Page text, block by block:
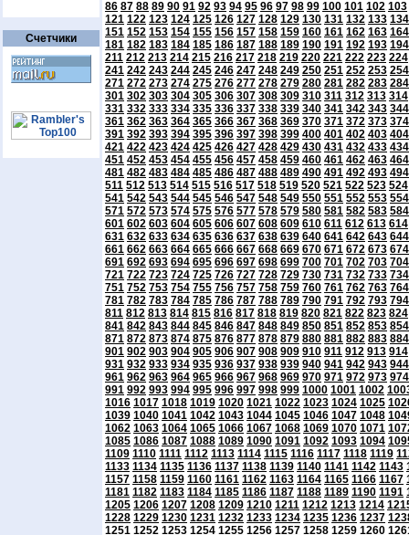
Счетчики
86 87 88 89 90 91 92 93 94 95 96 97 98 99 100 101 102 103
121 122 123 124 125 126 127 128 129 130 131 132 133 134
151 152 153 154 155 156 157 158 159 160 161 162 163 164
181 182 183 184 185 186 187 188 189 190 191 192 193 194
211 212 213 214 215 216 217 218 219 220 221 222 223 224
241 242 243 244 245 246 247 248 249 250 251 252 253 254
271 272 273 274 275 276 277 278 279 280 281 282 283 284
301 302 303 304 305 306 307 308 309 310 311 312 313 314
331 332 333 334 335 336 337 338 339 340 341 342 343 344
361 362 363 364 365 366 367 368 369 370 371 372 373 374
391 392 393 394 395 396 397 398 399 400 401 402 403 404
421 422 423 424 425 426 427 428 429 430 431 432 433 434
451 452 453 454 455 456 457 458 459 460 461 462 463 464
481 482 483 484 485 486 487 488 489 490 491 492 493 494
511 512 513 514 515 516 517 518 519 520 521 522 523 524
541 542 543 544 545 546 547 548 549 550 551 552 553 554
571 572 573 574 575 576 577 578 579 580 581 582 583 584
601 602 603 604 605 606 607 608 609 610 611 612 613 614
631 632 633 634 635 636 637 638 639 640 641 642 643 644
661 662 663 664 665 666 667 668 669 670 671 672 673 674
691 692 693 694 695 696 697 698 699 700 701 702 703 704
721 722 723 724 725 726 727 728 729 730 731 732 733 734
751 752 753 754 755 756 757 758 759 760 761 762 763 764
781 782 783 784 785 786 787 788 789 790 791 792 793 794
811 812 813 814 815 816 817 818 819 820 821 822 823 824
841 842 843 844 845 846 847 848 849 850 851 852 853 854
871 872 873 874 875 876 877 878 879 880 881 882 883 884
901 902 903 904 905 906 907 908 909 910 911 912 913 914
931 932 933 934 935 936 937 938 939 940 941 942 943 944
961 962 963 964 965 966 967 968 969 970 971 972 973 974
991 992 993 994 995 996 997 998 999 1000 1001 1002
1016 1017 1018 1019 1020 1021 1022 1023 1024 1025
1039 1040 1041 1042 1043 1044 1045 1046 1047 1048
1062 1063 1064 1065 1066 1067 1068 1069 1070 1071
1085 1086 1087 1088 1089 1090 1091 1092 1093 1094
1109 1110 1111 1112 1113 1114 1115 1116 1117 1118 1119
1133 1134 1135 1136 1137 1138 1139 1140 1141 1142 1143
1157 1158 1159 1160 1161 1162 1163 1164 1165 1166 1167
1181 1182 1183 1184 1185 1186 1187 1188 1189 1190 1191
1205 1206 1207 1208 1209 1210 1211 1212 1213 1214
1228 1229 1230 1231 1232 1233 1234 1235 1236 1237
1251 1252 1253 1254 1255 1256 1257 1258 1259 1260